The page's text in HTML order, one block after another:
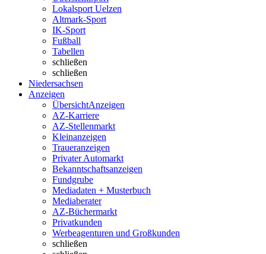
Lokalsport Uelzen
Altmark-Sport
IK-Sport
Fußball
Tabellen
schließen
schließen
Niedersachsen
Anzeigen
ÜbersichtAnzeigen
AZ-Karriere
AZ-Stellenmarkt
Kleinanzeigen
Traueranzeigen
Privater Automarkt
Bekanntschaftsanzeigen
Fundgrube
Mediadaten + Musterbuch
Mediaberater
AZ-Büchermarkt
Privatkunden
Werbeagenturen und Großkunden
schließen